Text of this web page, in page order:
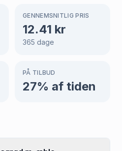
GENNEMSNITLIG PRIS
12.41 kr
365 dage
PÅ TILBUD
27% af tiden